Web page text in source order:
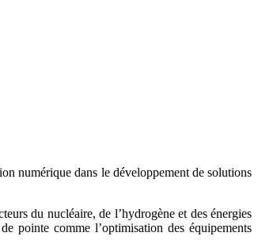
numérique dans le développement de solutions
du nucléaire, de l’hydrogène et des énergies
pointe comme l’optimisation des équipements